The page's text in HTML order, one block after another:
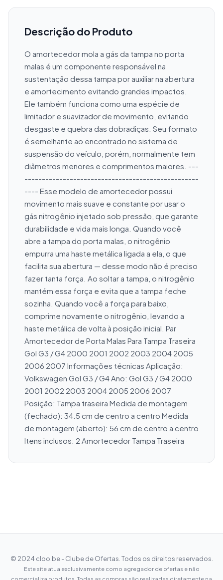
Descrição do Produto
O amortecedor mola a gás da tampa no porta
malas é um componente responsável na
sustentação dessa tampa por auxiliar na abertura
e amortecimento evitando grandes impactos.
Ele também funciona como uma espécie de
limitador e suavizador de movimento, evitando
desgaste e quebra das dobradiças. Seu formato
é semelhante ao encontrado no sistema de
suspensão do veículo, porém, normalmente tem
diâmetros menores e comprimentos maiores. ---
--------------------------------------------------
---- Esse modelo de amortecedor possui
movimento mais suave e constante por usar o
gás nitrogênio injetado sob pressão, que garante
durabilidade e vida mais longa. Quando você
abre a tampa do porta malas, o nitrogênio
empurra uma haste metálica ligada a ela, o que
facilita sua abertura — desse modo não é preciso
fazer tanta força. Ao soltar a tampa, o nitrogênio
mantém essa força e evita que a tampa feche
sozinha. Quando você a força para baixo,
comprime novamente o nitrogênio, levando a
haste metálica de volta à posição inicial. Par
Amortecedor de Porta Malas Para Tampa Traseira
Gol G3 / G4 2000 2001 2002 2003 2004 2005
2006 2007 Informações técnicas Aplicação:
Volkswagen Gol G3 / G4 Ano: Gol G3 / G4 2000
2001 2002 2003 2004 2005 2006 2007
Posição: Tampa traseira Medida de montagem
(fechado): 34.5 cm de centro a centro Medida
de montagem (aberto): 56 cm de centro a centro
Itens inclusos: 2 Amortecedor Tampa Traseira
© 2024 cloo.be - Clube de Ofertas. Todos os direitos reservados.
Este site atua exclusivamente como agregador de ofertas e não